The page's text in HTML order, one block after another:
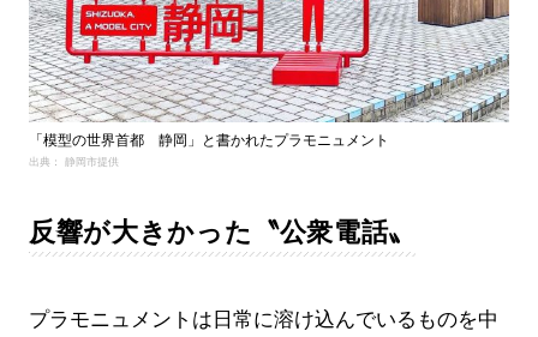
「模型の世界首都 静岡」と書かれたプラモニュメント
出典： 静岡市提供
反響が大きかった〝公衆電話〟
プラモニュメントは日常に溶け込んでいるものを中